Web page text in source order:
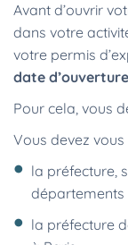
Avant d’ouvrir
dans votre
votre permis
date
Pour cela, vous
Vous devez
la préfecture,
départements
la préfecture